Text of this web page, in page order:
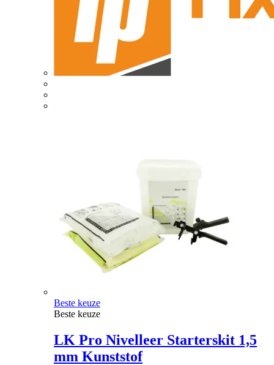
Beste keuze
Beste keuze
LK Pro Nivelleer Starterskit 1,5
mm Kunststof